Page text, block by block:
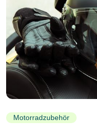
Motorradzubehör